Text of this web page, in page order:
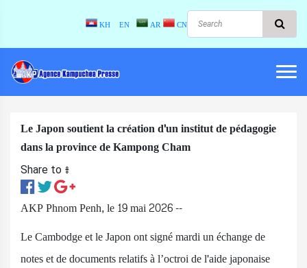
KH EN AR CN
Le Japon soutient la création d'un institut de pédagogie
dans la province de Kampong Cham
Share to ៖​
AKP Phnom Penh, le 19 mai 2026 --
Le Cambodge et le Japon ont signé mardi un échange de
notes et de documents relatifs à l’octroi de l'aide japonaise